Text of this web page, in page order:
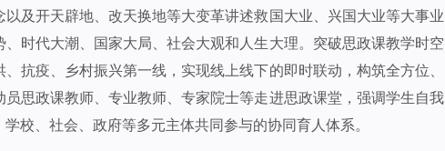
及开天辟地、改天换地等大变革讲述救国大业、兴国大业等大事业
时代大潮、国家大局、社会大观和人生大理。突破思政课教学时空
抗疫、乡村振兴第一线，实现线上线下的即时联动，构筑全方位、
思政课教师、专业教师、专家院士等走进思政课堂，强调学生自我
校、社会、政府等多元主体共同参与的协同育人体系。